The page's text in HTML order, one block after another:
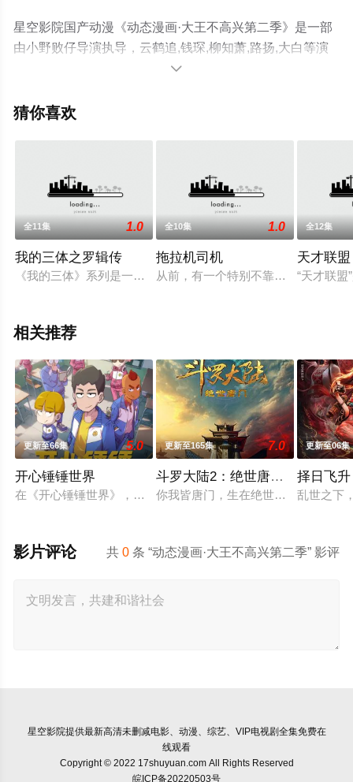
星空影院国产动漫《动态漫画·大王不高兴第二季》是一部
由小野败仔导演执导，云鹤追,钱琛,柳知萧,路扬,大白等演
员精彩演绎的国产动漫，大结局剧情已揭晓（全15集），
网，更多相关信息可移步至豆瓣动漫、电视猫或剧情网等

猜你喜欢
全11集 1.0
我的三体之罗辑传
《我的三体》系列是一部粉丝自制的动画番剧，改编自刘慈欣
全10集 1.0
拖拉机司机
从前，有一个特别不靠谱的唐姓男子
全12集
天才联盟
“天才联
相关推荐
更新至66集 5.0
开心锤锤世界
在《开心锤锤世界》，生活着乐观善良的少年锤锤和他性格各
更新至165集 7.0
斗罗大陆2：绝世唐门2023
你我皆唐门，生在绝世中——腾讯视
更新至06集
择日飞升
乱世之下
共0 条 “动态漫画·大王不高兴第二季” 影评
影片评论
星空影院提供最新高清未删减电影、动漫、综艺、VIP电视剧全集免费在
线观看
Copyright © 2022 17shuyuan.com All Rights Reserved
皖ICP备20220503号